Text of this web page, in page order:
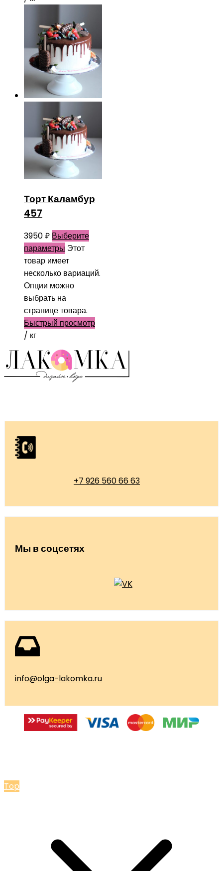
Торт Каламбур
457
3950₽ Выберите
параметры Этот
товар имеет
несколько вариаций.
Опции можно
выбрать на
странице товара.
Быстрый просмотр
/ кг
+7 926 560 66 63
Мы в соцсетях
info@olga-lakomka.ru
Top